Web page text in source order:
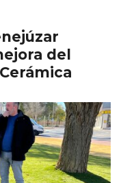
del